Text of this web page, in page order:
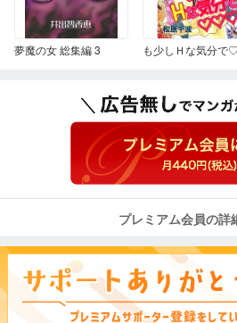
夢魔の女 総集編 3
プレミアム会員の詳